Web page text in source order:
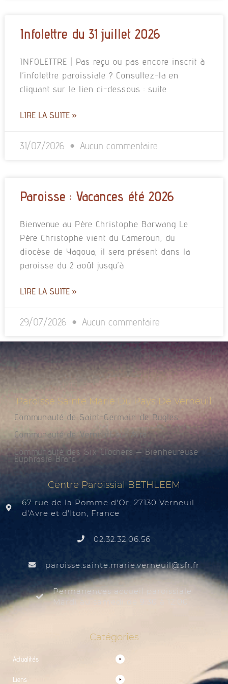
Infolettre du 31 juillet 2026
INFOLETTRE | Pas reçu ou pas encore inscrit à
l’infolettre paroissiale ? Consultez-la en
cliquant sur le lien ci-dessous : suite
LIRE LA SUITE »
31/07/2026 Aucun commentaire
Paroisse : Vacances été 2026
Bienvenue au Père Christophe Barwang Le
Père Christophe vient du Cameroun, du
diocèse de Yagoua, il sera présent dans la
paroisse du 2 août jusqu’à
LIRE LA SUITE »
29/07/2026 Aucun commentaire
Paroisse Sainte Marie Du Pays De Verneuil
Communauté de Saint-Germain de Rugles
Communauté de Verneuil sur Avre
Communauté des Six Clochers – Bienheureuse
Euphrasie Brard
Centre Paroissial BETHLEEM
67 rue de la Pomme d'Or, 27130 Verneuil
d'Avre et d'Iton, France
02.32.32.06.56
rf.rfs
@liuenrev.eiram.etnias.essiorap
Permanences accueil paroissiale
Mardi au samedi de 9:30 à 12:00
Catégories
Actualités
Liens